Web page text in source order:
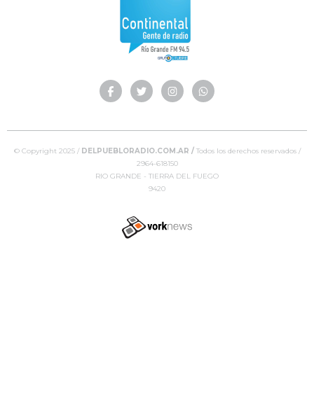
© Copyright 2025 / DELPUEBLORADIO.COM.AR /Todos los derechos reservados /
2964-618150
RIO GRANDE - TIERRA DEL FUEGO
9420